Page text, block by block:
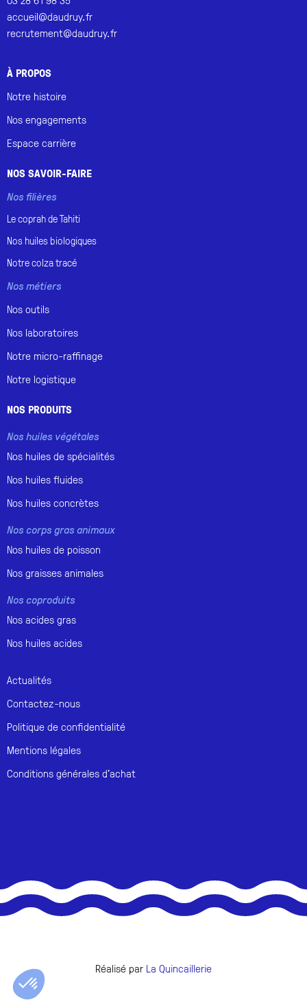
accueil@daudruy.fr
recrutement@daudruy.fr
À PROPOS
Notre histoire
Nos engagements
Espace carrière
NOS SAVOIR-FAIRE
Nos filières
Le coprah deTahiti
Nos huilesbiologiques
Notrecolza tracé
Nos métiers
Nos outils
Nos laboratoires
Notre micro-raffinage
Notre logistique
NOS PRODUITS
Nos huiles végétales
Nos huiles de spécialités
Nos huiles fluides
Nos huiles concrètes
Nos corps gras animaux
Nos huiles de poisson
Nos graisses animales
Nos coproduits
Nos acides gras
Nos huiles acides
Actualités
Contactez-nous
Politique de confidentialité
Mentions légales
Conditions générales d'achat
Réalisé par La Quincaillerie